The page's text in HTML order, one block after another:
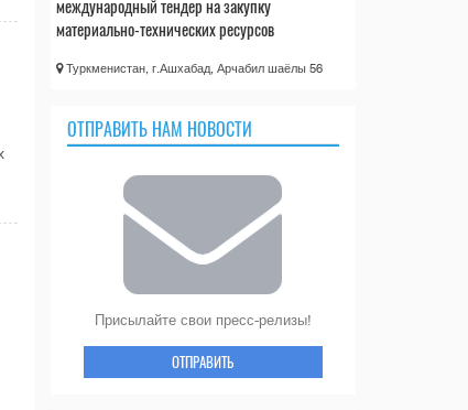
международный тендер на закупку
материально-технических ресурсов
Туркменистан, г.Ашхабад, Арчабил шаёлы 56
ОТПРАВИТЬ НАМ НОВОСТИ
Присылайте свои пресс-релизы!
ОТПРАВИТЬ